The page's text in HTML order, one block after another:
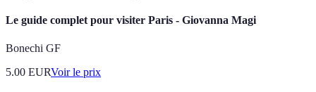
Le guide complet pour visiter Paris - Giovanna Magi
Bonechi GF
5.00 EURVoir le prix